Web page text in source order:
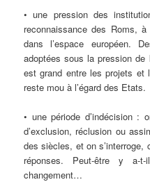
• une pression des
reconnaissance des Roms,
dans l’espace européen.
adoptées sous la pression de
est grand entre les projets et
reste mou à l’égard des Etats.
• une période d’indécision :
d’exclusion, réclusion ou
des siècles, et on
réponses. Peut-être y a-
changement…